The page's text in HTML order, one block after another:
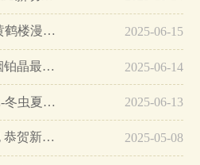
黄鹤楼漫天游软包价格-黄鹤楼漫天游软包多少钱一盒… 2025-06-15
苏烟铂晶多少钱一包 苏烟铂晶最新价格… 2025-06-14
冬虫夏草香烟一盒多少元-冬虫夏草香烟一盒多少元2025最新价格… 2025-06-13
恭贺新禧香烟多少钱一包 恭贺新禧香烟价格表和图片… 2025-05-08